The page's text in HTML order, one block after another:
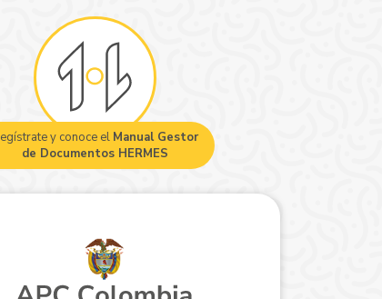
y conoce el Manual Gestor
de Documentos HERMES